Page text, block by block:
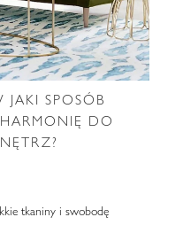
SPOSÓB
DO
tkaniny i swobodę